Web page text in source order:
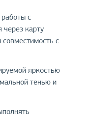
с
карту
с
яркостью
тенью и